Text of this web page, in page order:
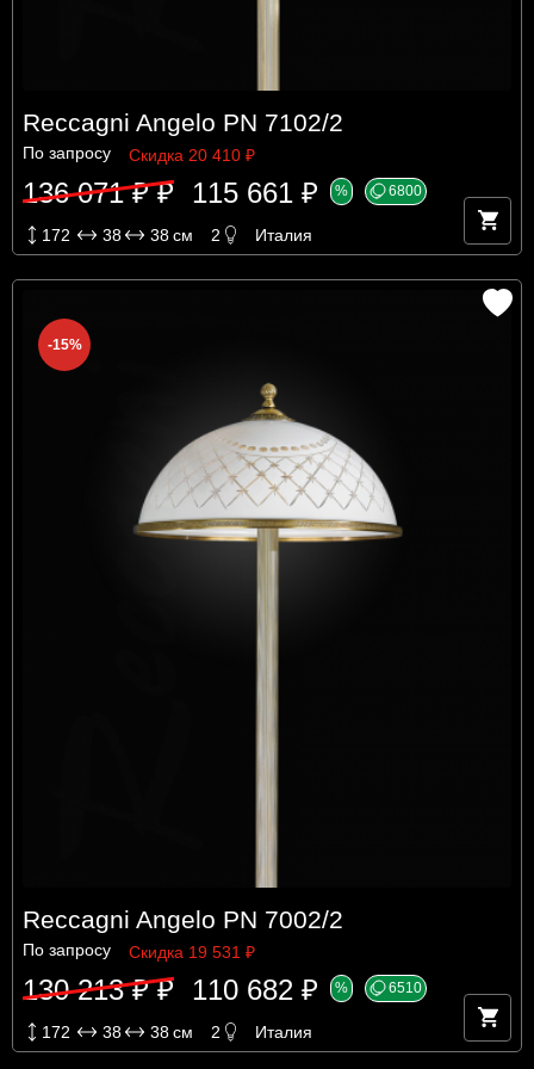
Reccagni Angelo PN 7102/2
По запросу Скидка 20 410 ₽
136 071 ₽ ₽ 115 661 ₽ % 6800
172 38 38см 2 Италия
-15%
Reccagni Angelo PN 7002/2
По запросу Скидка 19 531 ₽
130 213 ₽ ₽ 110 682 ₽ % 6510
172 38 38см 2 Италия